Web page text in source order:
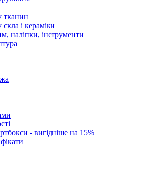
тканин
і кераміки
наліпки, інструменти
- вигідніше на 15%